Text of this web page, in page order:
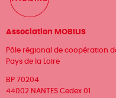
Association MOBILIS
Pôle régional de coopération
Pays de la Loire
BP 70204
44002 NANTES Cedex 01